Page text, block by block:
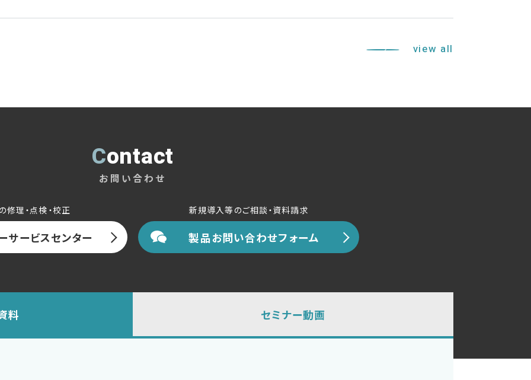
view all
Contact
お問い合わせ
修理・点検・校正
サービスセンター
新規導入等のご相談・資料請求
製品お問い合わせフォーム
料 セミナー動画